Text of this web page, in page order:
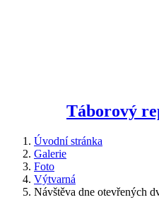
Táborový
Úvodní stránka
Galerie
Foto
Výtvarná
Návštěva dne otevřených